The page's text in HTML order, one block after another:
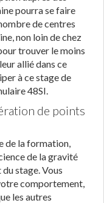
pourra se faire
de centres
non loin de chez
trouver le moins
allié dans ce
à ce stage de
48SI.
de points
de la formation,
de la gravité
stage. Vous
comportement,
les autres